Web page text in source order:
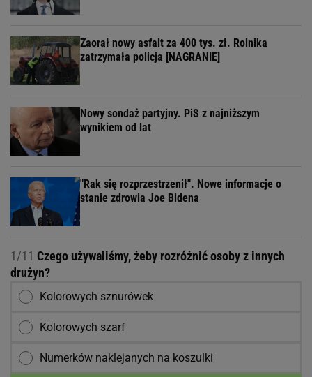
Zaorał nowy asfalt za 400 tys. zł. Rolnika
zatrzymała policja [NAGRANIE]
Nowy sondaż partyjny. PiS z najniższym
wynikiem od lat
"Rak się rozprzestrzenił". Nowe informacje o
stanie zdrowia Joe Bidena
1/11 Czego używaliśmy, żeby rozróżnić osoby z innych
drużyn?
Kolorowych sznurówek
Kolorowych szarf
Numerków naklejanych na koszulki